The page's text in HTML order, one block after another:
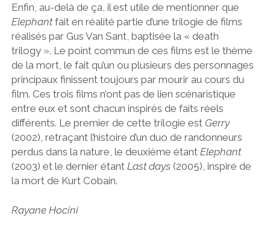
Enfin, au-delà de ça, il est utile de mentionner que
Elephantfait en réalité partie d’une trilogie de films
réalisés par Gus Van Sant, baptisée la « death
trilogy ». Le point commun de ces films est le thème
de la mort, le fait qu’un ou plusieurs des personnages
principaux finissent toujours par mourir au cours du
film. Ces trois films n’ont pas de lien scénaristique
entre eux et sont chacun inspirés de faits réels
différents. Le premier de cette trilogie est Gerry
(2002), retraçant l’histoire d’un duo de randonneurs
perdus dans la nature, le deuxième étant Elephant
(2003) et le dernier étant Last days (2005), inspiré de
la mort de Kurt Cobain.
Rayane Hocini